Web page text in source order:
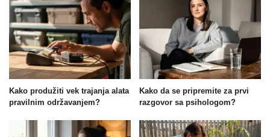
Kako produžiti vek trajanja alata
pravilnim održavanjem?
Kako da se pripremite za prvi
razgovor sa psihologom?